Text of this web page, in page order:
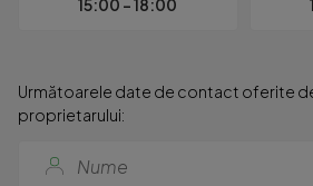
15:00 - 18:00
Următoarele date de contact oferite
proprietarului: